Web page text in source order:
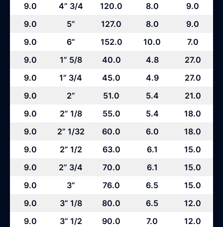
9.0
4” 3/4 120.0 8.0
9.0
9.0
5” 127.0 8.0
9.0
9.0
6” 152.0 10.0
7.0
9.0
1” 5/8 40.0 4.8
27.0
9.0
1” 3/4 45.0 4.9
27.0
9.0
2” 51.0 5.4
21.0
9.0
2” 1/8 55.0 5.4
18.0
9.0
2” 1/32 60.0 6.0
18.0
9.0
2” 1/2 63.0 6.1
15.0
9.0
2” 3/4 70.0 6.1
15.0
9.0
3” 76.0 6.5
15.0
9.0
3” 1/8 80.0 6.5
12.0
9.0
3” 1/2 90.0 7.0 12.0